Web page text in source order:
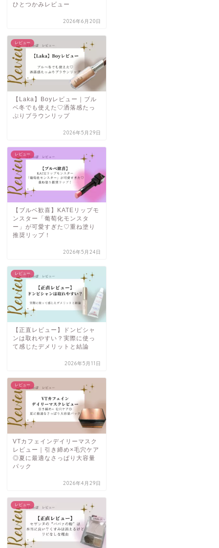
ひとつかみレビュー
2026年6月20日
レビュー
【Laka】Boyレビュー｜ブル
ベ冬でも使えた♡洒落感たっ
ぷりブラウンリップ
2026年5月29日
レビュー
【ブルベ歓喜】KATEリップモ
ンスター「葡萄化モンスタ
ー」が可愛すぎた♡重ね塗り
推奨リップ！
2026年5月24日
レビュー
【正直レビュー】ドンピシャ
ンは取れやすい？実際に使っ
て感じたデメリットと結論
2026年5月11日
レビュー
VTカフェインデイリーマスク
レビュー｜引き締め×毛穴ケア
◎夏に最適なさっぱり大容量
パック
2026年4月29日
レビュー